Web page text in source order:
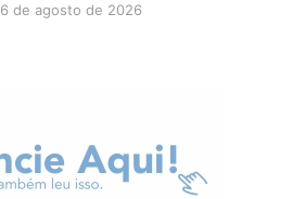
6 de agosto de 2026